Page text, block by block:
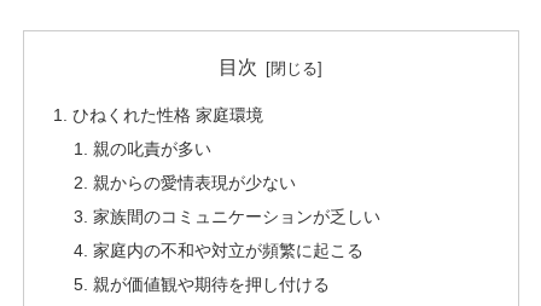
目次
ひねくれた性格 家庭環境
親の叱責が多い
親からの愛情表現が少ない
家族間のコミュニケーションが乏しい
家庭内の不和や対立が頻繁に起こる
親が価値観や期待を押し付ける